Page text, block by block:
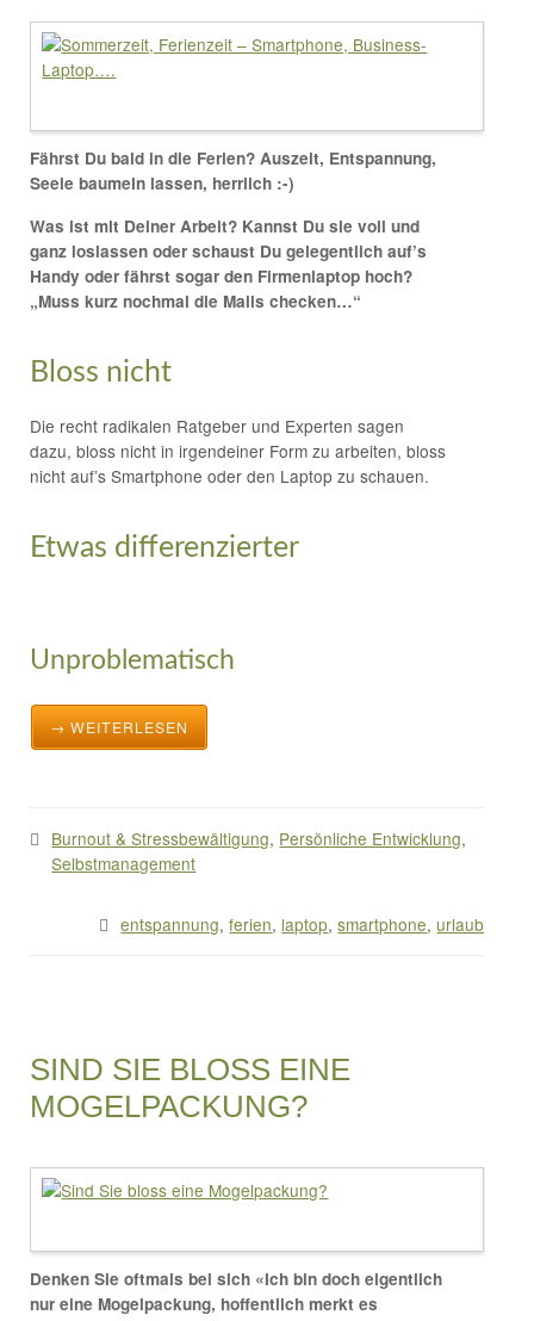
Fährst Du bald in die Ferien? Auszeit, Entspannung,
Seele baumeln lassen, herrlich :-)
Was ist mit Deiner Arbeit? Kannst Du sie voll und
ganz loslassen oder schaust Du gelegentlich auf’s
Handy oder fährst sogar den Firmenlaptop hoch?
„Muss kurz nochmal die Mails checken…“
Bloss nicht
Die recht radikalen Ratgeber und Experten sagen
dazu, bloss nicht in irgendeiner Form zu arbeiten, bloss
nicht auf’s Smartphone oder den Laptop zu schauen.
Etwas differenzierter
Unproblematisch
→ WEITERLESEN
Burnout & Stressbewältigung, Persönliche Entwicklung,
Selbstmanagement
entspannung,ferien, laptop,smartphone, urlaub
SIND SIE BLOSS EINE
MOGELPACKUNG?
Denken Sie oftmals bei sich «Ich bin doch eigentlich
nur eine Mogelpackung, hoffentlich merkt es